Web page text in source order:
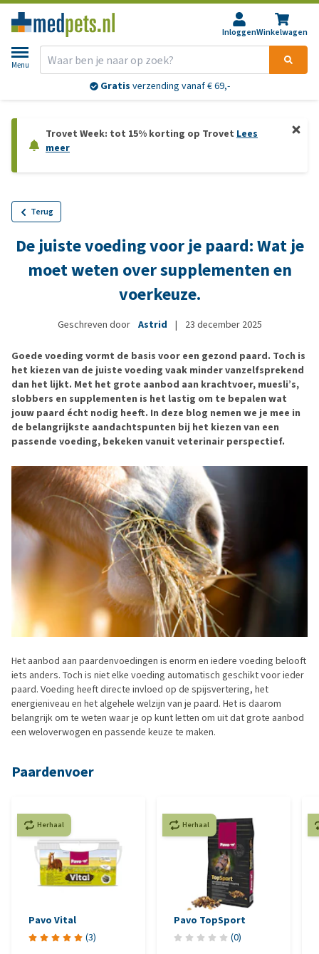
InloggenWinkelwagen
Menu
Gratis verzending vanaf € 69,-
Trovet Week: tot 15% korting op Trovet Lees
meer
Terug
De juiste voeding voor je paard: Wat je
moet weten over supplementen en
voerkeuze.
Geschreven door Astrid | 23 december 2025
Goede voeding vormt de basis voor een gezond paard. Toch is
het kiezen van de juiste voeding vaak minder vanzelfsprekend
dan het lijkt. Met het grote aanbod aan krachtvoer, muesli’s,
slobbers en supplementen is het lastig om te bepalen wat
jouw paard écht nodig heeft. In deze blog nemen we je mee in
de belangrijkste aandachtspunten bij het kiezen van een
passende voeding, bekeken vanuit veterinair perspectief.
Het aanbod aan paardenvoedingen is enorm en iedere voeding belooft
iets anders. Toch is niet elke voeding automatisch geschikt voor ieder
paard. Voeding heeft directe invloed op de spijsvertering, het
energieniveau en het algehele welzijn van je paard. Het is daarom
belangrijk om te weten waar je op kunt letten om uit dat grote aanbod
een weloverwogen en passende keuze te maken.
Paardenvoer
Herhaal
Pavo Vital
(3)
Herhaal
Pavo TopSport
(0)